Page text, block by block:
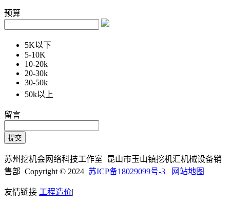
预算
5K以下
5-10K
10-20k
20-30k
30-50k
50k以上
留言
苏州挖机会网络科技工作室 昆山市玉山镇挖机汇机械设备销
售部 Copyright © 2024 苏ICP备18029099号-3 网站地图
友情链接 工程造价|